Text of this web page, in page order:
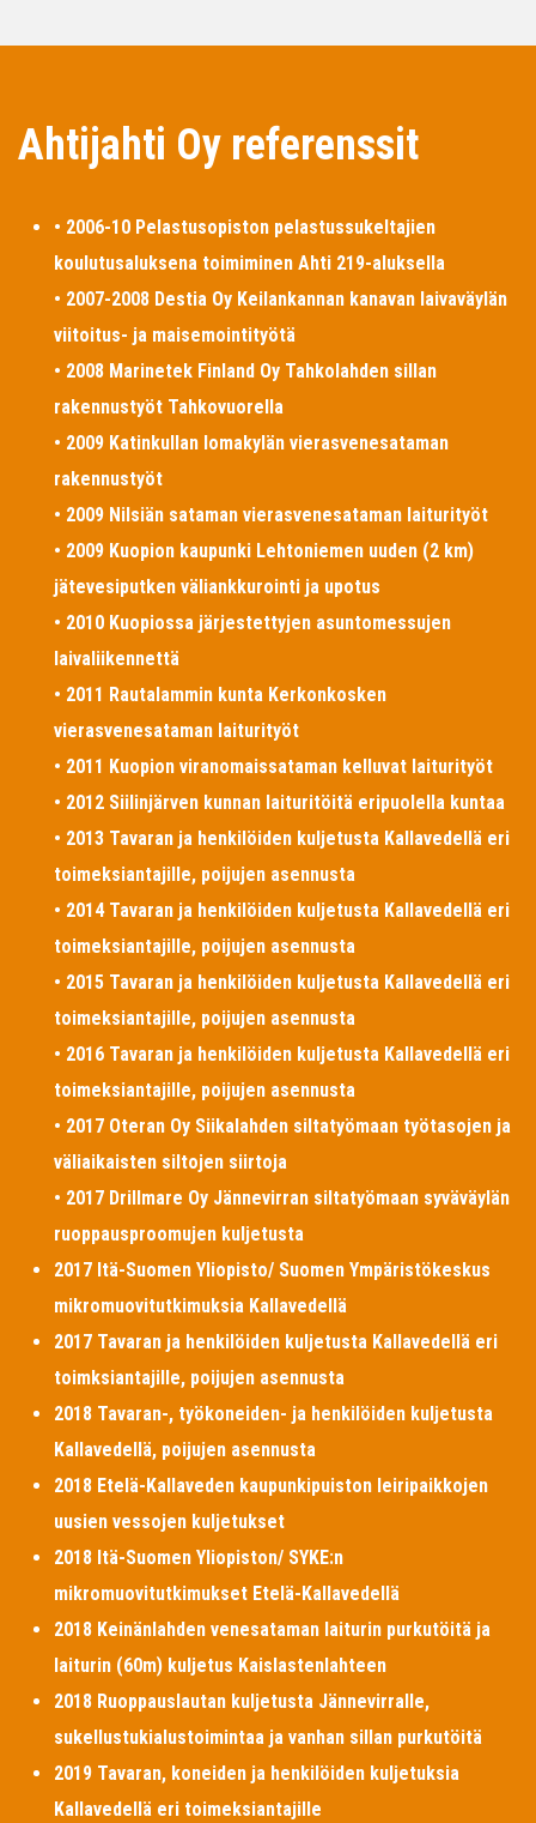
Ahtijahti Oy referenssit
• 2006-10 Pelastusopiston pelastussukeltajien
koulutusaluksena toimiminen Ahti 219-aluksella
• 2007-2008 Destia Oy Keilankannan kanavan laivaväylän
viitoitus- ja maisemointityötä
• 2008 Marinetek Finland Oy Tahkolahden sillan
rakennustyöt Tahkovuorella
• 2009 Katinkullan lomakylän vierasvenesataman
rakennustyöt
• 2009 Nilsiän sataman vierasvenesataman laiturityöt
• 2009 Kuopion kaupunki Lehtoniemen uuden (2 km)
jätevesiputken väliankkurointi ja upotus
• 2010 Kuopiossa järjestettyjen asuntomessujen
laivaliikennettä
• 2011 Rautalammin kunta Kerkonkosken
vierasvenesataman laiturityöt
• 2011 Kuopion viranomaissataman kelluvat laiturityöt
• 2012 Siilinjärven kunnan laituritöitä eripuolella kuntaa
• 2013 Tavaran ja henkilöiden kuljetusta Kallavedellä eri
toimeksiantajille, poijujen asennusta
• 2014 Tavaran ja henkilöiden kuljetusta Kallavedellä eri
toimeksiantajille, poijujen asennusta
• 2015 Tavaran ja henkilöiden kuljetusta Kallavedellä eri
toimeksiantajille, poijujen asennusta
• 2016 Tavaran ja henkilöiden kuljetusta Kallavedellä eri
toimeksiantajille, poijujen asennusta
• 2017 Oteran Oy Siikalahden siltatyömaan työtasojen ja
väliaikaisten siltojen siirtoja
• 2017 Drillmare Oy Jännevirran siltatyömaan syväväylän
ruoppausproomujen kuljetusta
2017 Itä-Suomen Yliopisto/ Suomen Ympäristökeskus
mikromuovitutkimuksia Kallavedellä
2017 Tavaran ja henkilöiden kuljetusta Kallavedellä eri
toimksiantajille, poijujen asennusta
2018 Tavaran-, työkoneiden- ja henkilöiden kuljetusta
Kallavedellä, poijujen asennusta
2018 Etelä-Kallaveden kaupunkipuiston leiripaikkojen
uusien vessojen kuljetukset
2018 Itä-Suomen Yliopiston/ SYKE:n
mikromuovitutkimukset Etelä-Kallavedellä
2018 Keinänlahden venesataman laiturin purkutöitä ja
laiturin (60m) kuljetus Kaislastenlahteen
2018 Ruoppauslautan kuljetusta Jännevirralle,
sukellustukialustoimintaa ja vanhan sillan purkutöitä
2019 Tavaran, koneiden ja henkilöiden kuljetuksia
Kallavedellä eri toimeksiantajille